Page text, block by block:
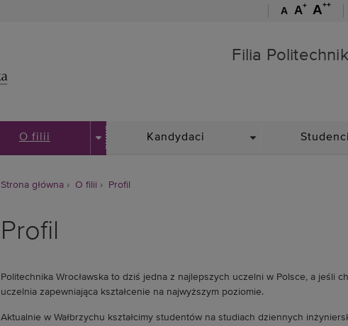
A A+ A++
Filia Politechniki
Filia
O filii
DROPDOWN
Kandydaci Studenci
Strona główna O filii Profil
Profil
Politechnika Wrocławska to dziś jedna z najlepszych uczelni w Polsce, a jeśli
uczelnia zapewniająca kształcenie na najwyższym poziomie.
Aktualnie w Wałbrzychu kształcimy studentów na studiach dziennych